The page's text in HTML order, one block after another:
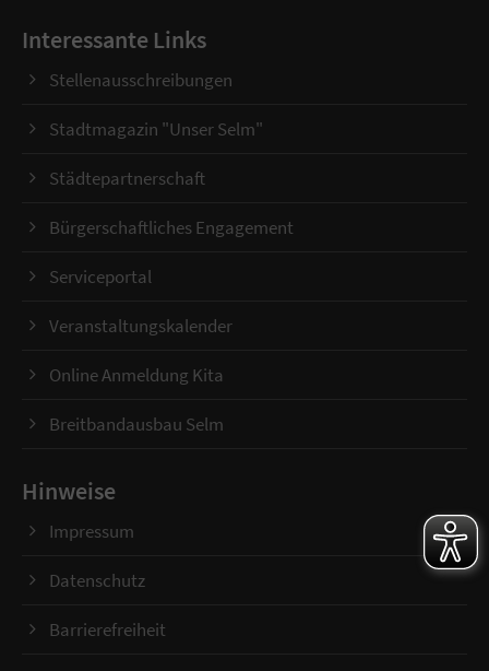
Interessante Links
Stellenausschreibungen
Stadtmagazin "Unser Selm"
Städtepartnerschaft
Bürgerschaftliches Engagement
Serviceportal
Veranstaltungskalender
Online Anmeldung Kita
Breitbandausbau Selm
Hinweise
Impressum
Datenschutz
Barrierefreiheit